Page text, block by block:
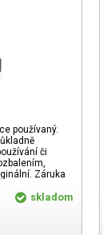
používaný.
či
Záruka
skladom